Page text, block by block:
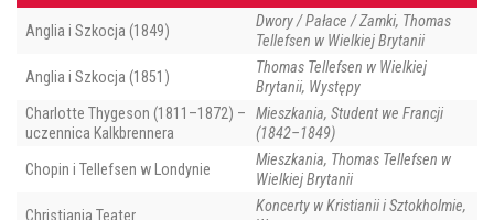
Anglia i Szkocja (1849)
Dwory / Pałace / Zamki, Thomas
Tellefsen w Wielkiej Brytanii
Anglia i Szkocja (1851)
Thomas Tellefsen w Wielkiej
Brytanii, Występy
Charlotte Thygeson (1811–1872) –
uczennica Kalkbrennera
Mieszkania, Student we Francji
(1842–1849)
Chopin i Tellefsen w Londynie
Mieszkania, Thomas Tellefsen w
Wielkiej Brytanii
Christiania Teater
Koncerty w Kristianii i Sztokholmie,